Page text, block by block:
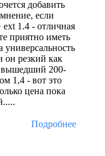
добавить
если
1.4 - отличная
приятно иметь
он резкий как
вышедший 200-
1,4 - вот это
цена пока
Подробнее